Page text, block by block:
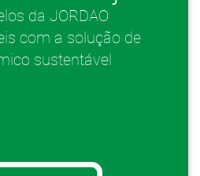
da JORDAO
com a solução de
sustentável